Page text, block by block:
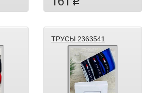
ТРУСЫ 2363541